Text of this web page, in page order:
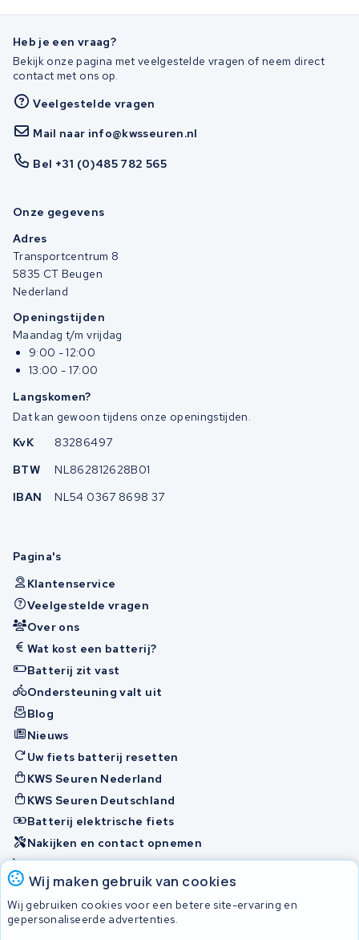
Wij maken gebruik van cookies
Wij gebruiken cookies voor een betere site-ervaring en
gepersonaliseerde advertenties.
Heb je een vraag?
Bekijk onze pagina met veelgestelde vragen of neem direct
contact met ons op.
Veelgestelde vragen
Mail naar info@kwsseuren.nl
Bel +31 (0)485 782 565
Onze gegevens
Adres
Transportcentrum 8
5835 CT Beugen
Nederland
Openingstijden
Maandag t/m vrijdag
9:00 - 12:00
13:00 - 17:00
Langskomen?
Dat kan gewoon tijdens onze openingstijden.
KvK
83286497
BTW
NL862812628B01
IBAN
NL54 0367 8698 37
Pagina's
Klantenservice
Veelgestelde vragen
Over ons
Wat kost een batterij?
Batterij zit vast
Ondersteuning valt uit
Blog
Nieuws
Uw fiets batterij resetten
KWS Seuren Nederland
KWS Seuren Deutschland
Batterij elektrische fiets
Nakijken en contact opnemen
Onherstelbaar
Accu's